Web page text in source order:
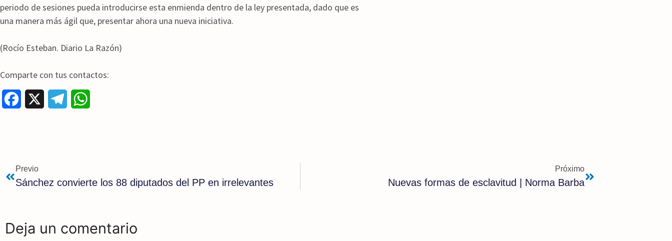
periodo de sesiones pueda introducirse esta enmienda dentro de la ley presentada, dado que es
una manera más ágil que, presentar ahora una nueva iniciativa.
(Rocío Esteban. Diario La Razón)
Comparte con tus contactos:
k
m
p
Previo
Sánchez convierte los 88 diputados del PP en irrelevantes
Próximo
Nuevas formas de esclavitud | Norma Barba
Deja un comentario